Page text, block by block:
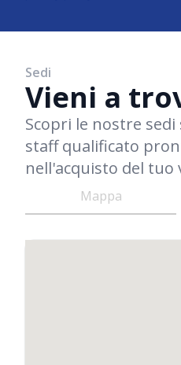
Sedi
Vieni a
Scopri le nostre
staff qualificato
nell'acquisto del tuo
Mappa